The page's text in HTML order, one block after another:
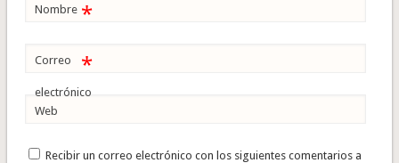
Nombre *
Correo
electrónico
*
Web
Recibir un correo electrónico con los siguientes comentarios a